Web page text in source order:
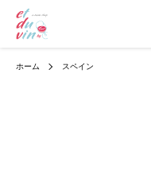
ホーム スペイン